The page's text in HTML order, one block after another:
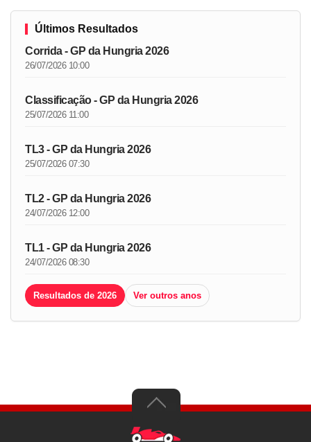
Últimos Resultados
Corrida - GP da Hungria 2026
26/07/2026 10:00
Classificação - GP da Hungria 2026
25/07/2026 11:00
TL3 - GP da Hungria 2026
25/07/2026 07:30
TL2 - GP da Hungria 2026
24/07/2026 12:00
TL1 - GP da Hungria 2026
24/07/2026 08:30
Resultados de 2026 Ver outros anos